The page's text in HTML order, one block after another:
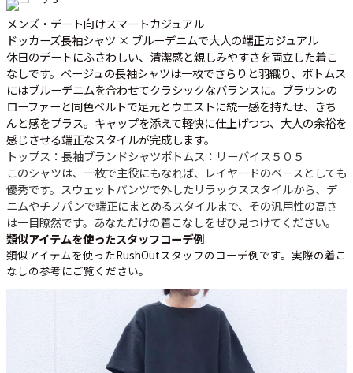
メンズ・デート向けスマートカジュアル
ドッカーズ長袖シャツ × ブルーデニムで大人の端正カジュアル
休日のデートにふさわしい、清潔感と親しみやすさを両立した着こ
なしです。ベージュの長袖シャツは一枚でさらりと羽織り、ボトムス
にはブルーデニムを合わせてクラシックなバランスに。ブラウンの
ローファーと同色ベルトで足元とウエストに統一感を持たせ、きち
んと感をプラス。キャップを添えて軽快に仕上げつつ、大人の余裕を
感じさせる端正なスタイルが完成します。
トップス：長袖ブランドシャツボトムス：リーバイス５０５
このシャツは、一枚で主役にもなれば、レイヤードのベースとしても
優秀です。スウェットパンツで外したリラックススタイルから、デ
ニムやチノパンで端正にまとめるスタイルまで、その汎用性の高さ
は一目瞭然です。あなただけの着こなしをぜひ見つけてください。
類似アイテムを使ったスタッフコーデ例
類似アイテムを使ったRushOutスタッフのコーデ例です。実際の着こ
なしの参考にご覧ください。